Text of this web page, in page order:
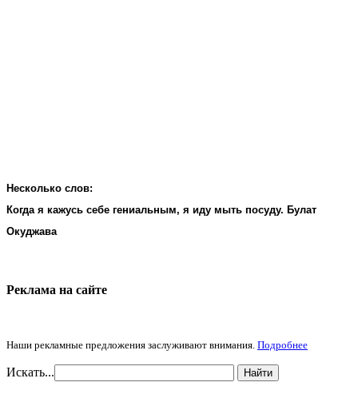
Несколько слов:
Когда я кажусь себе гениальным, я иду мыть посуду. Булат
Окуджава
Реклама на cайте
Наши рекламные предложения заслуживают внимания. Подробнее
Искать... Найти